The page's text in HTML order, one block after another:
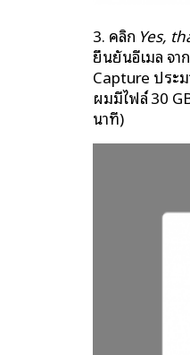
3. คลิก Yes,
ยืนยันอีเมล จา
Capture ประ
ผมมีไฟล์​ 30
นาที)